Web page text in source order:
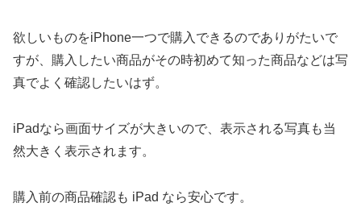
欲しいものをiPhone一つで購入できるのでありがたいで
すが、購入したい商品がその時初めて知った商品などは写
真でよく確認したいはず。
iPadなら画面サイズが大きいので、表示される写真も当
然大きく表示されます。
購入前の商品確認も iPad なら安心です。